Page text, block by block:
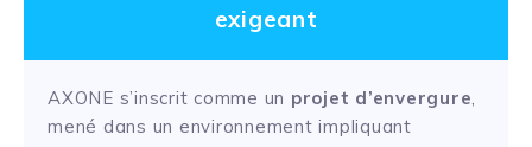
exigeant
AXONE s’inscrit comme un projet d’envergure,
mené dans un environnement impliquant